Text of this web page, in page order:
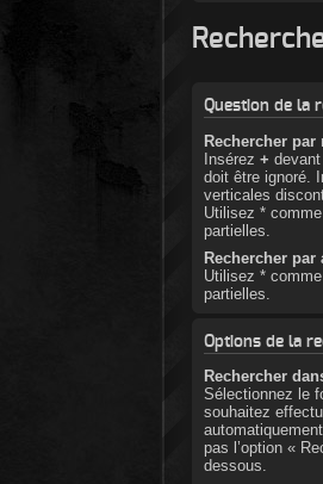
Question de la
Rechercher par
Insérez+
doit être ignoré.
verticales
Utilisez *
partielles.
Rechercher par
Utilisez *
partielles.
Options de la
Rechercher
Sélectionnez le
souhaitez
pas l’option «
dessous.